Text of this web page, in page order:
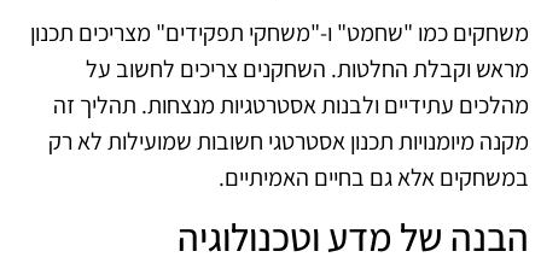
משחקים כמו "שחמט" ו-"משחקי תפקידים" מצריכים תכנון
מראש וקבלת החלטות. השחקנים צריכים לחשוב על
מהלכים עתידיים ולבנות אסטרטגיות מנצחות. תהליך זה
מקנה מיומנויות תכנון אסטרטגי חשובות שמועילות לא רק
במשחקים אלא גם בחיים האמיתיים.
הבנה של מדע וטכנולוגיה